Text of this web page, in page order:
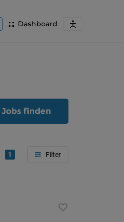
Dashboard
Jobs finden
1